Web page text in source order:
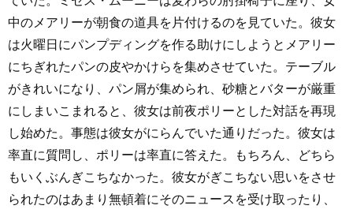
中のメアリーが朝食の道具を片付けるのを見ていた。彼女
は火曜日にパンプディングを作る助けにしようとメアリー
にちぎれたパンの皮やかけらを集めさせていた。テーブル
がきれいになり、パン屑が集められ、砂糖とバターが厳重
にしまいこまれると、彼女は前夜ポリーとした対話を再現
し始めた。事態は彼女がにらんでいた通りだった。彼女は
率直に質問し、ポリーは率直に答えた。もちろん、どちら
もいくぶんぎこちなかった。彼女がぎこちない思いをさせ
られたのはあまり無頓着にそのニュースを受け取ったり、